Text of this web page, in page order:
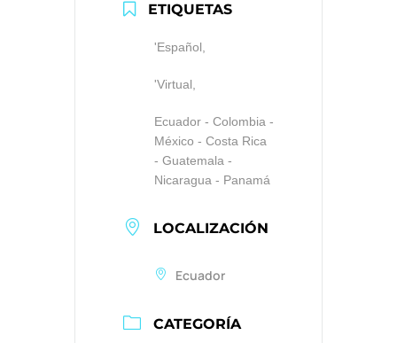
ETIQUETAS
'Español,
'Virtual,
Ecuador - Colombia -
México - Costa Rica
- Guatemala -
Nicaragua - Panamá
LOCALIZACIÓN
Ecuador
CATEGORÍA